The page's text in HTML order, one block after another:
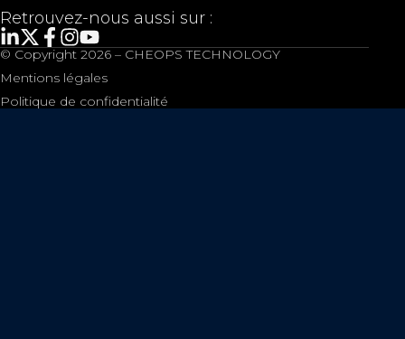
Retrouvez-nous aussi sur :
© Copyright 2026 – CHEOPS TECHNOLOGY
Mentions légales
Politique de confidentialité